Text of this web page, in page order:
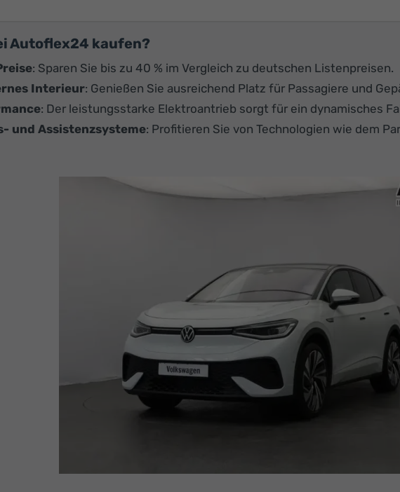
Autoflex24 kaufen?
: Sparen Sie bis zu 40 % im Vergleich zu deutschen Listenpreisen.
Interieur: Genießen Sie ausreichend Platz für Passagiere und
: Der leistungsstarke Elektroantrieb sorgt für ein dynamisches
und Assistenzsysteme: Profitieren Sie von Technologien wie dem